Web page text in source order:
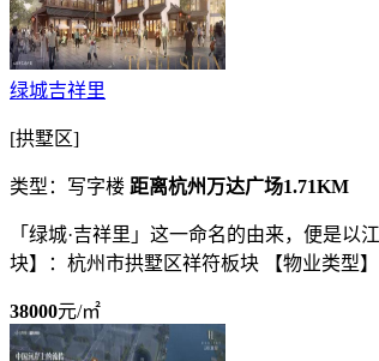
绿城吉祥里
[拱墅区]
类型：写字楼 距离杭州万达广场1.71KM
「绿城·吉祥里」这一命名的由来，便是
块】：杭州市拱墅区祥符板块 【物业类型
38000元/㎡